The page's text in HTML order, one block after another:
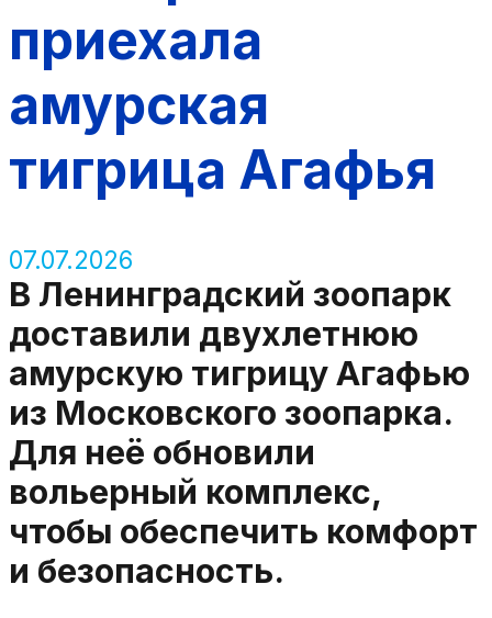
приехала
амурская
тигрица Агафья
07.07.2026
В Ленинградский зоопарк
доставили двухлетнюю
амурскую тигрицу Агафью
из Московского зоопарка.
Для неё обновили
вольерный комплекс,
чтобы обеспечить комфорт
и безопасность.